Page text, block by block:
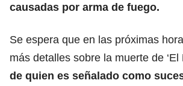
causadas por arma de fuego.
Se espera que en las próximas
más detalles sobre la muerte de ‘El
de quien es señalado como